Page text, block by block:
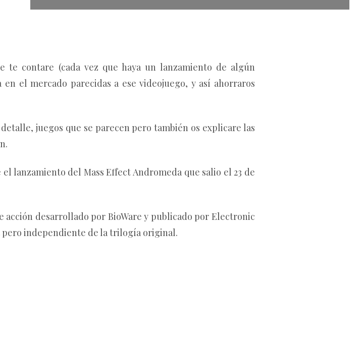
te contare (cada vez que haya un lanzamiento de algún
el mercado parecidas a ese videojuego, y así ahorraros
juegos que se parecen pero también os explicare las
lanzamiento del Mass Effect Andromeda que salio el 23 de
acción desarrollado por BioWare y publicado por Electronic
pero independiente de la trilogía original.